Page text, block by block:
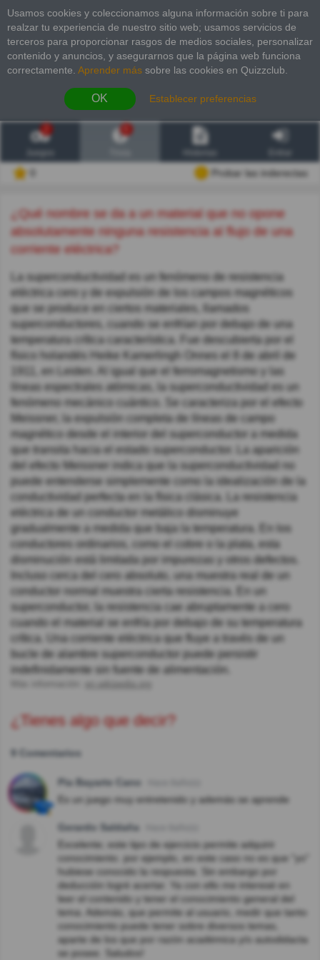
Usamos cookies y coleccionamos alguna información sobre ti para
realzar tu experiencia de nuestro sitio web; usamos servicios de
terceros para proporcionar rasgos de medios sociales, personalizar
contenido y anuncios, y asegurarnos que la página web funciona
correctamente. Aprender más sobre las cookies en Quizzclub.
OK Establecer preferencias
2
Probar las inderectas
¿Qué nombre se da a un material que no opone
absolutamente ninguna resistencia al flujo de una
corriente eléctrica?
La superconductividad es un fenómeno de resistencia
eléctrica cero y de expulsión de los campos magnéticos
que se produce en ciertos materiales, llamados
superconductores, cuando se enfrían por debajo de una
temperatura crítica característica. Fue descubierta por el
físico holandés Heike Kamerlingh Onnes el 8 de abril de
1911, en Leiden. Al igual que el ferromagnetismo y las
líneas espectrales atómicas, la superconductividad es un
fenómeno mecánico cuántico. Se caracteriza por el efecto
Meissner, la expulsión completa de líneas de campo
magnético desde el interior del superconductor a medida
que transita hacia el estado superconductor. La aparición
del efecto Meissner indica que la superconductividad no
puede entenderse simplemente como la idealización de la
conductividad perfecta en la física clásica. La resistencia
eléctrica de un conductor metálico disminuye
gradualmente a medida que baja la temperatura. En los
conductores ordinarios, como el cobre o la plata, esta
disminución está limitada por impurezas y otros defectos.
Incluso cerca del cero absoluto, una muestra real de un
conductor normal muestra cierta resistencia. En un
superconductor, la resistencia cae abruptamente a cero
cuando el material se enfría por debajo de su temperatura
crítica. Una corriente eléctrica que fluye a través de un
bucle de alambre superconductor puede persistir
indefinidamente sin fuente de alimentación.
en.wikipedia.org
¿Tienes algo que decir?
9 Comentarios
Pia Bayarte Cano
Es un juego muy entretenido y además se aprende
Gerardo Saldaña
Excelente; este tipo de ejercicio permite adquirir
conocimiento. por ejemplo, en este caso no es que "yo"
hubiese conocido la respuesta. Sin embargo por
deducción logré acertar. Ya con ello me interesé en
leer el contenido y tener el conocimiento general del
tema. Además, que permite al usuario, medir que tanto
conocimiento puede tener sobre diversos temas,
aparte de los que por razón académica y/o autodidacta
se posee. Saludos!